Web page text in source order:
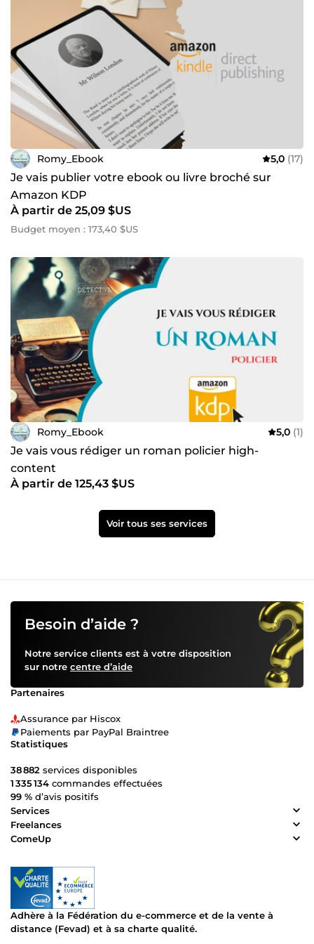
Romy_Ebook 5,0 (17)
Je vais publier votre ebook ou livre broché sur
Amazon KDP
À partir de 25,09 $US
Budget moyen : 173,40 $US
Romy_Ebook 5,0 (1)
Je vais vous rédiger un roman policier high-
content
À partir de 125,43 $US
Voir tous ses services
Besoin d’aide ?
Notre service clients est à votre disposition
sur notre centre d’aide
Partenaires
Assurance par Hiscox
Paiements par PayPal Braintree
Statistiques
38 882 services disponibles
1 335 134 commandes effectuées
99 % d’avis positifs
Services
Freelances
ComeUp
Adhère à la Fédération du e-commerce et de la vente à
distance (Fevad) et à sa charte qualité.